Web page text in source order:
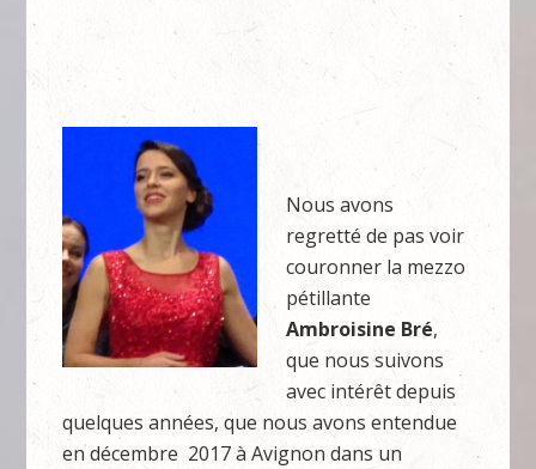
Nous avons
regretté de pas voir
couronner la mezzo
pétillante
Ambroisine Bré,
que nous suivons
avec intérêt depuis
quelques années, que nous avons entendue
en décembre 2017 à Avignon dans un